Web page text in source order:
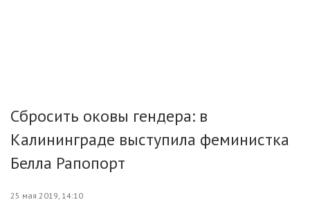
Сбросить оковы гендера: в
Калининграде выступила феминистка
Белла Рапопорт
25 мая 2019, 14:10